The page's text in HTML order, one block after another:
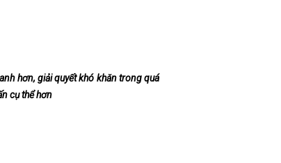
hơn, giải quyết khó khăn trong quá
cụ thể hơn